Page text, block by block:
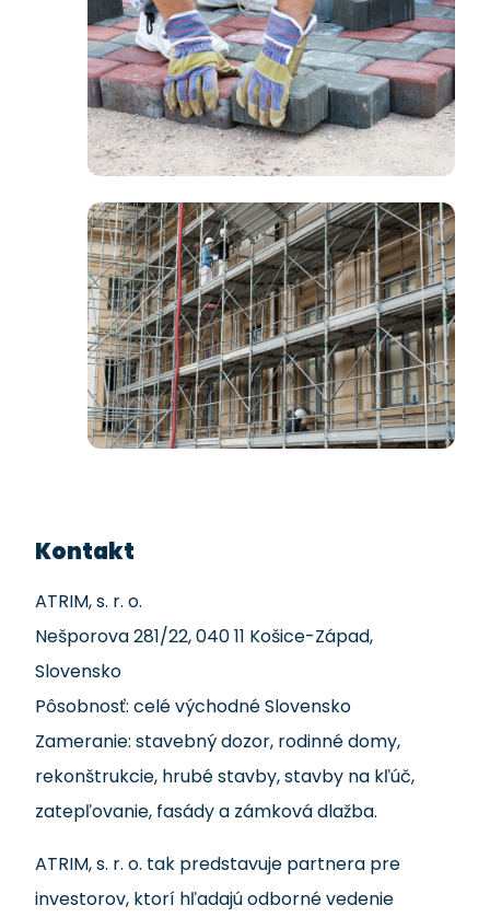
Kontakt
ATRIM, s. r. o.
Nešporova 281/22, 040 11 Košice-Západ,
Slovensko
Pôsobnosť: celé východné Slovensko
Zameranie: stavebný dozor, rodinné domy,
rekonštrukcie, hrubé stavby, stavby na kľúč,
zatepľovanie, fasády a zámková dlažba.
ATRIM, s. r. o. tak predstavuje partnera pre
investorov, ktorí hľadajú odborné vedenie